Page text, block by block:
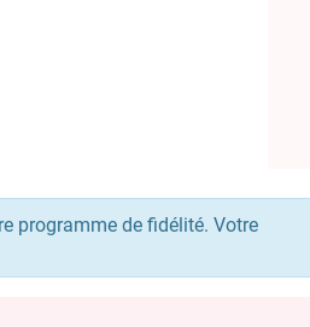
programme de fidélité. Votre